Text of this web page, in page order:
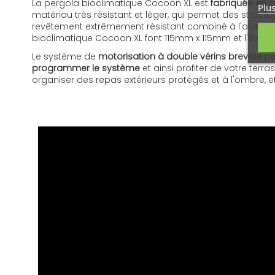
La pergola bioclimatique Cocoon XL est fabriquée en
matériau très résistant et léger, qui permet des
revêtement extrêmement résistant combiné à
bioclimatique Cocoon XL font 115mm x 115mm et
Le système de motorisation à double vérins brevété
programmer le système et ainsi profiter de votre
organiser des repas extérieurs protégés et à l'ombre,